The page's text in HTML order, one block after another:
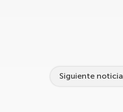
Siguiente noticia